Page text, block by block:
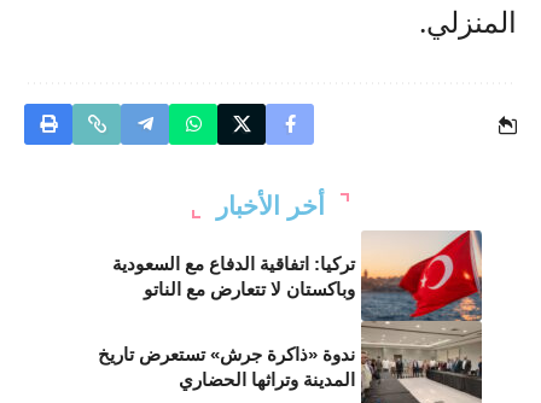
المنزلي.
أخر الأخبار
تركيا: اتفاقية الدفاع مع السعودية
وباكستان لا تتعارض مع الناتو
ندوة «ذاكرة جرش» تستعرض تاريخ
المدينة وتراثها الحضاري